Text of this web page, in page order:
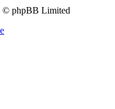
© phpBB Limited